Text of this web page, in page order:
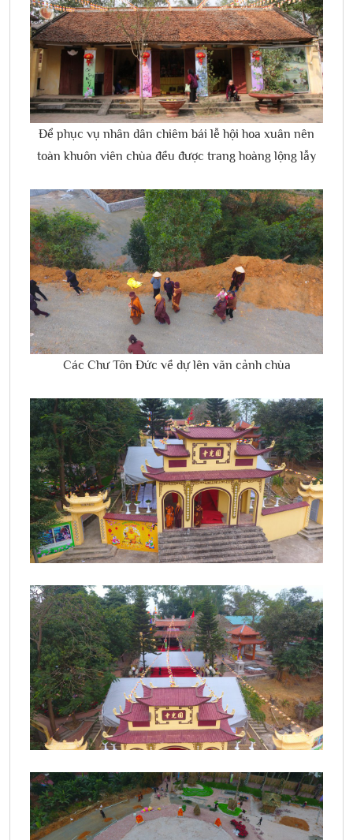
Để phục vụ nhân dân chiêm bái lễ hội hoa xuân nên
toàn khuôn viên chùa đều được trang hoàng lộng lẫy
Các Chư Tôn Đức về dự lên vãn cảnh chùa